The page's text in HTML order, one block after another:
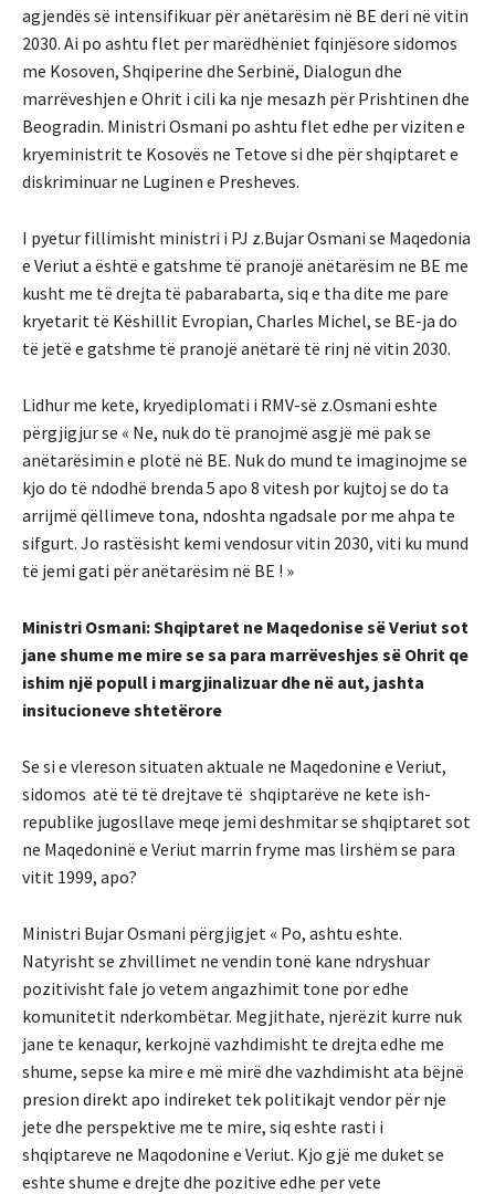
agjendës së intensifikuar për anëtarësim në BE deri në vitin
2030. Ai po ashtu flet per marëdhëniet fqinjësore sidomos
me Kosoven, Shqiperine dhe Serbinë, Dialogun dhe
marrëveshjen e Ohrit i cili ka nje mesazh për Prishtinen dhe
Beogradin. Ministri Osmani po ashtu flet edhe per viziten e
kryeministrit te Kosovës ne Tetove si dhe për shqiptaret e
diskriminuar ne Luginen e Presheves.
I pyetur fillimisht ministri i PJ z.Bujar Osmani se Maqedonia
e Veriut a është e gatshme të pranojë anëtarësim ne BE me
kusht me të drejta të pabarabarta, siq e tha dite me pare
kryetarit të Këshillit Evropian, Charles Michel, se BE-ja do
të jetë e gatshme të pranojë anëtarë të rinj në vitin 2030.
Lidhur me kete, kryediplomati i RMV-së z.Osmani eshte
përgjigjur se « Ne, nuk do të pranojmë asgjë më pak se
anëtarësimin e plotë në BE. Nuk do mund te imaginojme se
kjo do të ndodhë brenda 5 apo 8 vitesh por kujtoj se do ta
arrijmë qëllimeve tona, ndoshta ngadsale por me ahpa te
sifgurt. Jo rastësisht kemi vendosur vitin 2030, viti ku mund
të jemi gati për anëtarësim në BE ! »
Ministri Osmani: Shqiptaret ne Maqedonise së Veriut sot
jane shume me mire se sa para marrëveshjes së Ohrit qe
ishim një popull i margjinalizuar dhe në aut, jashta
insitucioneve shtetërore
Se si e vlereson situaten aktuale ne Maqedonine e Veriut,
sidomos atë të të drejtave të shqiptarëve ne kete ish-
republike jugosllave meqe jemi deshmitar se shqiptaret sot
ne Maqedoninë e Veriut marrin fryme mas lirshëm se para
vitit 1999, apo?
Ministri Bujar Osmani përgjigjet « Po, ashtu eshte.
Natyrisht se zhvillimet ne vendin tonë kane ndryshuar
pozitivisht fale jo vetem angazhimit tone por edhe
komunitetit nderkombëtar. Megjithate, njerëzit kurre nuk
jane te kenaqur, kerkojnë vazhdimisht te drejta edhe me
shume, sepse ka mire e më mirë dhe vazhdimisht ata bëjnë
presion direkt apo indireket tek politikajt vendor për nje
jete dhe perspektive me te mire, siq eshte rasti i
shqiptareve ne Maqodonine e Veriut. Kjo gjë me duket se
eshte shume e drejte dhe pozitive edhe per vete